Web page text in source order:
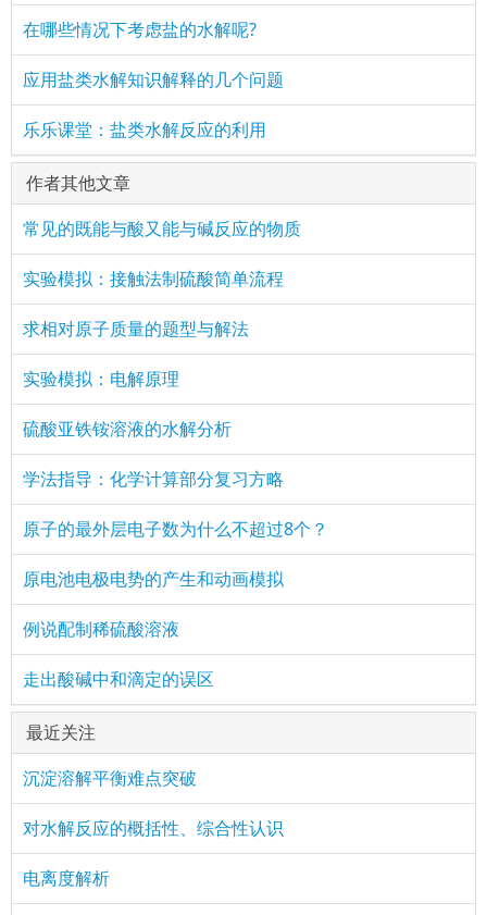
在哪些情况下考虑盐的水解呢?
应用盐类水解知识解释的几个问题
乐乐课堂：盐类水解反应的利用
作者其他文章
常见的既能与酸又能与碱反应的物质
实验模拟：接触法制硫酸简单流程
求相对原子质量的题型与解法
实验模拟：电解原理
硫酸亚铁铵溶液的水解分析
学法指导：化学计算部分复习方略
原子的最外层电子数为什么不超过8个？
原电池电极电势的产生和动画模拟
例说配制稀硫酸溶液
走出酸碱中和滴定的误区
最近关注
沉淀溶解平衡难点突破
对水解反应的概括性、综合性认识
电离度解析